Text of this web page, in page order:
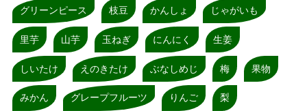
グリーンピース 枝豆 かんしょ じゃがいも
里芋 山芋 玉ねぎ にんにく 生姜
しいたけ えのきたけ ぶなしめじ 梅 果物
みかん グレープフルーツ りんご 梨